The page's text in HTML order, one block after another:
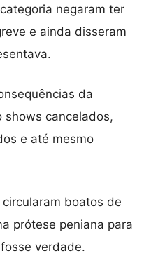
negaram ter
e ainda disseram
da
shows cancelados,
e até mesmo
boatos de
prótese peniana para
verdade.